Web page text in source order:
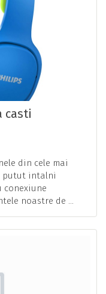
casti
din cele mai
putut intalni
conexiune
noastre de ...